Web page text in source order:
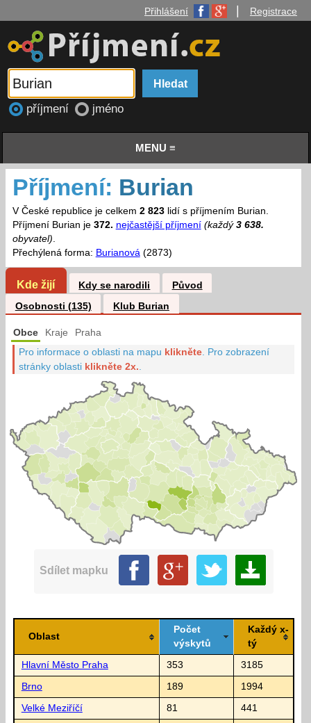
Přihlášení Registrace
příjmení jméno
MENU ≡
Příjmení: Burian
V České republice je celkem 2 823lidí s příjmením Burian.
Příjmení Burian je 372. nejčastější příjmení (každý 3 638.
obyvatel).
Přechýlená forma: Burianová(2873)
Kde žijí Kdy se narodili
Původ
Osobnosti (135)
Klub Burian
Obce Kraje Praha
Pro informace o oblasti na mapu klikněte Pro zobrazení
stránky oblasti klikněte 2x.
Sdílet mapku
Oblast
Počet
výskytů
Každý x-
tý
Hlavní Město Praha 353 3185
Brno 189 1994
Velké Meziříčí 81 441